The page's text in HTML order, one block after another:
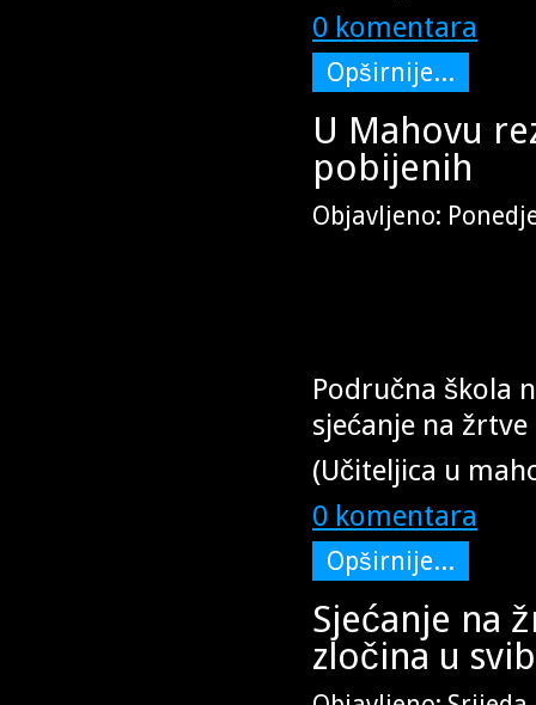
0 komentara
Opširnije...
U Mahovu
pobijenih
Objavljeno:
Područna škola
sjećanje na
(Učiteljica u
0 komentara
Opširnije...
Sjećanje na
zločina u